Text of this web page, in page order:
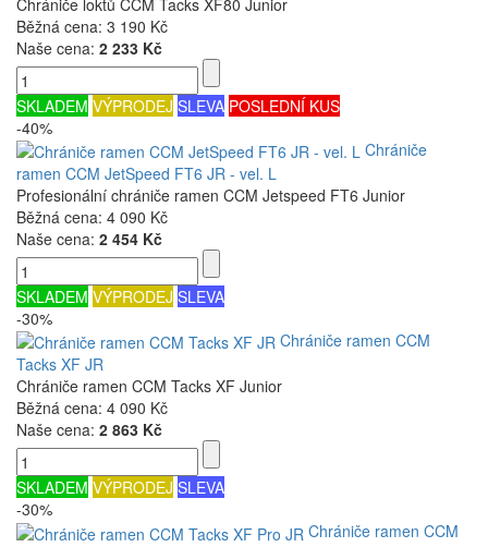
Běžná cena: 3 190 Kč
Naše cena: 2 233 Kč
SKLADEM VÝPRODEJ SLEVA POSLEDNÍ KUS
-40%
Chrániče
ramen CCM JetSpeed FT6 JR - vel. L
Profesionální chrániče ramen CCM Jetspeed FT6 Junior
Běžná cena: 4 090 Kč
Naše cena: 2 454 Kč
SKLADEM VÝPRODEJ SLEVA
-30%
Chrániče ramen CCM
Tacks XF JR
Chrániče ramen CCM Tacks XF Junior
Běžná cena: 4 090 Kč
Naše cena: 2 863 Kč
SKLADEM VÝPRODEJ SLEVA
-30%
Chrániče ramen CCM